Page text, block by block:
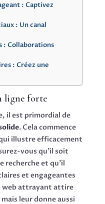
: Captivez
: Un canal
: Collaborations
: Créez une
ligne forte
il est primordial de
. Cela commence
illustre efficacement
vous qu’il soit
recherche et qu’il
et engageantes
web attrayant attire
leur donne aussi